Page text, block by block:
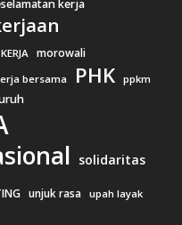
kerja
morowali
bersama PHK ppkm
solidaritas
unjuk rasa upah layak